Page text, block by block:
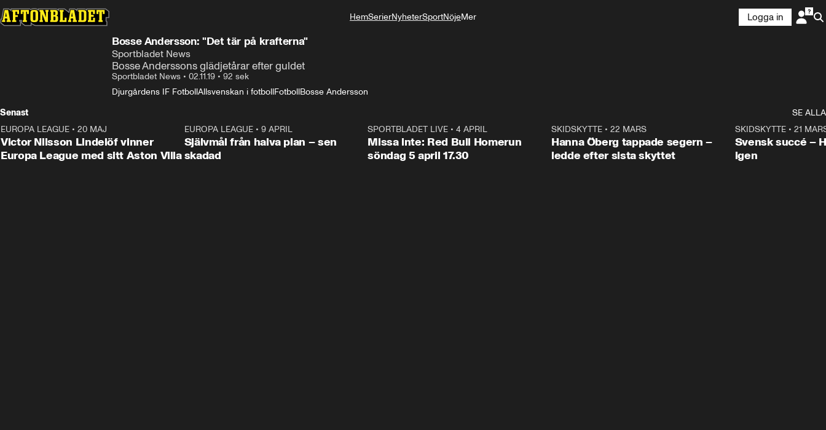
HemSerierNyheterSportNöjeMer
Logga in
Bosse Andersson: "Det tär på krafterna"
Sportbladet News
Bosse Anderssons glädjetårar efter guldet
Sportbladet News • 02.11.19 • 92 sek
Djurgårdens IF FotbollAllsvenskan i fotbollFotbollBosse Andersson
Senast
SE ALLA
EUROPA LEAGUE • 20 MAJ
Victor Nilsson Lindelöf vinner
Europa League med sitt Aston Villa
1:03
EUROPA LEAGUE• 9 APRIL
Självmål från halva plan – sen
skadad
SPORTBLADET LIVE •4 APRIL
Missa inte: Red Bull Homerun
söndag 5 april 17.30
SKIDSKYTTE• 22 MARS
Hanna Öberg tappade segern –
ledde efter sista skyttet
SKIDSKYTTE• 21
Svensk succé –
igen